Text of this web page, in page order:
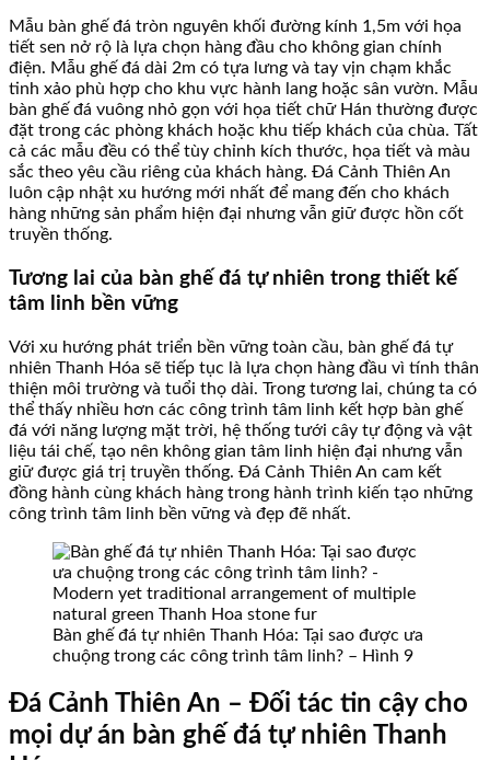
Mẫu bàn ghế đá tròn nguyên khối đường kính 1,5m với họa
tiết sen nở rộ là lựa chọn hàng đầu cho không gian chính
điện. Mẫu ghế đá dài 2m có tựa lưng và tay vịn chạm khắc
tinh xảo phù hợp cho khu vực hành lang hoặc sân vườn. Mẫu
bàn ghế đá vuông nhỏ gọn với họa tiết chữ Hán thường được
đặt trong các phòng khách hoặc khu tiếp khách của chùa. Tất
cả các mẫu đều có thể tùy chỉnh kích thước, họa tiết và màu
sắc theo yêu cầu riêng của khách hàng. Đá Cảnh Thiên An
luôn cập nhật xu hướng mới nhất để mang đến cho khách
hàng những sản phẩm hiện đại nhưng vẫn giữ được hồn cốt
truyền thống.
Tương lai của bàn ghế đá tự nhiên trong thiết kế
tâm linh bền vững
Với xu hướng phát triển bền vững toàn cầu, bàn ghế đá tự
nhiên Thanh Hóa sẽ tiếp tục là lựa chọn hàng đầu vì tính thân
thiện môi trường và tuổi thọ dài. Trong tương lai, chúng ta có
thể thấy nhiều hơn các công trình tâm linh kết hợp bàn ghế
đá với năng lượng mặt trời, hệ thống tưới cây tự động và vật
liệu tái chế, tạo nên không gian tâm linh hiện đại nhưng vẫn
giữ được giá trị truyền thống. Đá Cảnh Thiên An cam kết
đồng hành cùng khách hàng trong hành trình kiến tạo những
công trình tâm linh bền vững và đẹp đẽ nhất.
Bàn ghế đá tự nhiên Thanh Hóa: Tại sao được ưa
chuộng trong các công trình tâm linh? – Hình 9
Đá Cảnh Thiên An – Đối tác tin cậy cho
mọi dự án bàn ghế đá tự nhiên Thanh